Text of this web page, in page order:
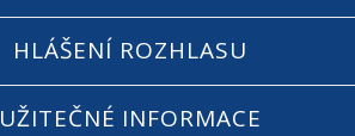
HLÁŠENÍ ROZHLASU
UŽITEČNÉ INFORMACE